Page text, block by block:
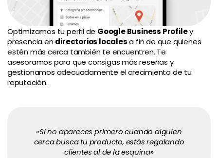
Optimizamos tu perfil de Google Business Profiley
presencia endirectorios localesa fin de que quienes
estén más cerca también te encuentren. Te
asesoramos para que consigas más reseñas y
gestionamos adecuadamente el crecimiento de tu
reputación.
«Si no apareces primero cuando alguien
cerca busca tu producto, estás regalando
clientes al de la esquina»